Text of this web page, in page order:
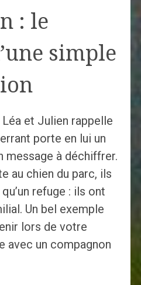
: le
simple
Léa et Julien rappelle
porte en lui un
message à déchiffrer.
au chien du parc, ils
refuge : ils ont
Un bel exemple
lors de votre
avec un compagnon